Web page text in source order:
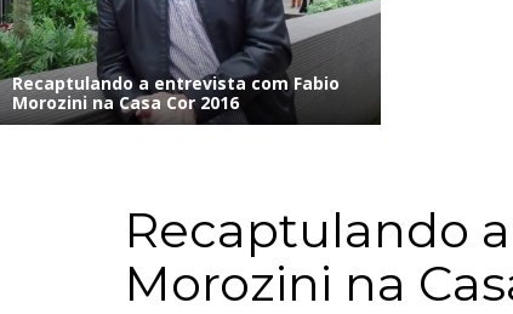
Recaptulando a entrevista com Fabio
Morozini na Casa Cor 2016
Recaptulando
Morozini na